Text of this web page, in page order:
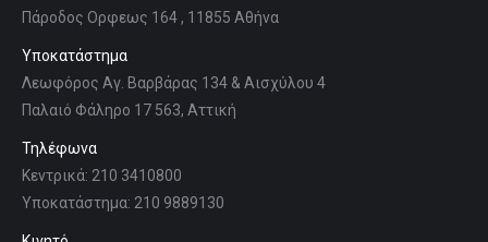
Πάροδος Ορφεως 164 , 11855 Αθήνα
Υποκατάστημα
Λεωφόρος Αγ. Βαρβάρας 134 & Αισχύλου 4
Παλαιό Φάληρο 17 563, Αττική
Τηλέφωνα
Κεντρικά: 210 3410800
Υποκατάστημα: 210 9889130